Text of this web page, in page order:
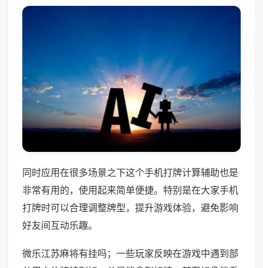
同时应用在很多场景之下这个手机打牌计算辅助也是
非常有用的，使用起来简单便捷。特别是在大家手机
打牌时可以合理调整牌型，提升游戏体验，避免影响
好友间互动乐趣。
微乐江苏麻将有挂吗；一些玩家反映在游戏中遇到部